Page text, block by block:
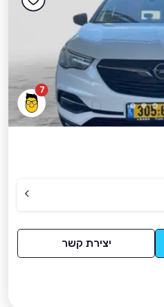
7
יצירת קשר